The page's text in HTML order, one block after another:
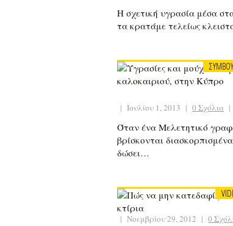
Η σχετική υγρασία μέσα
τα κρατάμε τελείως
| Ιουλίου 1, 2013 | 0 Σχόλια |
Όταν ένα Μελετητικό
βρίσκονται
δώσει…
| Νοεμβρίου 29, 2012 | 0